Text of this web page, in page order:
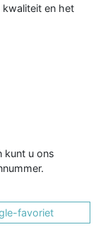
kwaliteit en het
kunt u ons
favoriet